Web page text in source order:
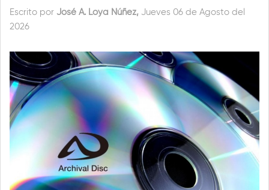
Actualidad
Escrito por José A. Loya Núñez, Jueves 06 de Agosto del
2026